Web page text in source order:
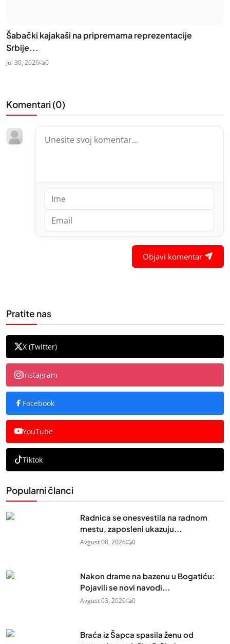
Šabački kajakaši na pripremama reprezentacije
Srbije...
Jul 30, 2026 0
Komentari (0)
Objavi komentar
Pratite nas
X (Twitter)
Instagram
Facebook
YouTube
Tiktok
Popularni članci
Radnica se onesvestila na radnom
mestu, zaposleni ukazuju...
Avgust 08, 2026 0
Nakon drame na bazenu u Bogatiću:
Pojavili se novi navodi...
Avgust 03, 2026 0
Braća iz Šapca spasila ženu od